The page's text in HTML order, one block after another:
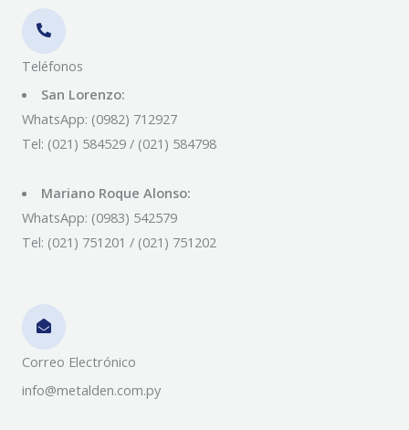
Teléfonos
San Lorenzo:
WhatsApp: (0982) 712927
Tel: (021) 584529 / (021) 584798
Mariano Roque Alonso:
WhatsApp: (0983) 542579
Tel: (021) 751201 / (021) 751202
Correo Electrónico
info@metalden.com.py